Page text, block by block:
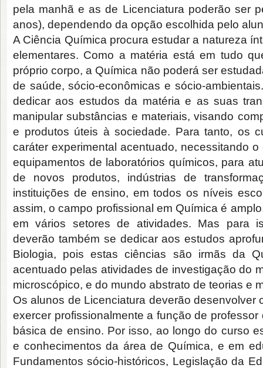
pela manhã e as de Licenciatura poderão ser
anos), dependendo da opção escolhida pelo
A Ciência Química procura estudar a natureza
elementares. Como a matéria está em tudo
próprio corpo, a Química não poderá ser
de saúde, sócio-econômicas e sócio-
dedicar aos estudos da matéria e as suas
manipular substâncias e materiais, visando
e produtos úteis à sociedade. Para tanto, os
caráter experimental acentuado, necessitando
equipamentos de laboratórios químicos, para
de novos produtos, indústrias de
instituições de ensino, em todos os níveis
assim, o campo profissional em Química é
em vários setores de atividades. Mas para
deverão também se dedicar aos estudos
Biologia, pois estas ciências são irmãs da
acentuado pelas atividades de investigação do
microscópico, e do mundo abstrato de teorias e
Os alunos de Licenciatura deverão desenvolver
exercer profissionalmente a função de
básica de ensino. Por isso, ao longo do curso
e conhecimentos da área de Química, e em
Fundamentos sócio-históricos, Legislação da